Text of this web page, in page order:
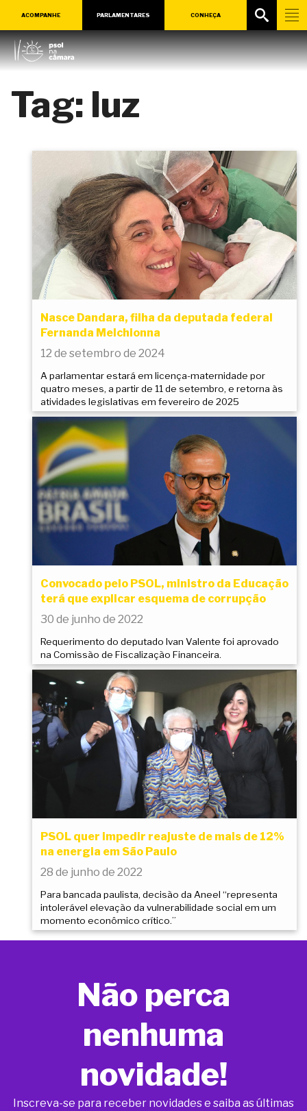
ACOMPANHE PARLAMENTARES CONHEÇA
Tag: luz
Nasce Dandara, filha da deputada federal
Fernanda Melchionna
12 de setembro de 2024
A parlamentar estará em licença-maternidade por
quatro meses, a partir de 11 de setembro, e retorna às
atividades legislativas em fevereiro de 2025
Convocado pelo PSOL, ministro da Educação
terá que explicar esquema de corrupção
30 de junho de 2022
Requerimento do deputado Ivan Valente foi aprovado
na Comissão de Fiscalização Financeira.
PSOL quer impedir reajuste de mais de 12%
na energia em São Paulo
28 de junho de 2022
Para bancada paulista, decisão da Aneel “representa
intolerável elevação da vulnerabilidade social em um
momento econômico crítico.”
Não perca
nenhuma
novidade!
Inscreva-se para receber novidades e saiba as últimas